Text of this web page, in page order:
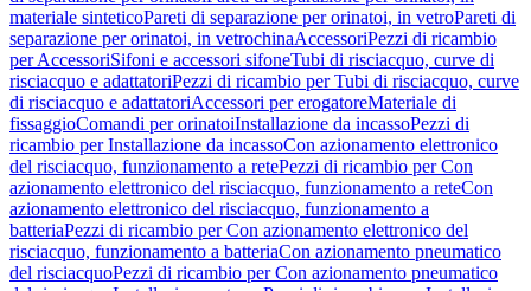
materiale sinteticoPareti di separazione per orinatoi, in vetroPareti di
separazione per orinatoi, in vetrochinaAccessoriPezzi di ricambio
per AccessoriSifoni e accessori sifoneTubi di risciacquo, curve di
risciacquo e adattatoriPezzi di ricambio per Tubi di risciacquo, curve
di risciacquo e adattatoriAccessori per erogatoreMateriale di
fissaggioComandi per orinatoiInstallazione da incassoPezzi di
ricambio per Installazione da incassoCon azionamento elettronico
del risciacquo, funzionamento a retePezzi di ricambio per Con
azionamento elettronico del risciacquo, funzionamento a reteCon
azionamento elettronico del risciacquo, funzionamento a
batteriaPezzi di ricambio per Con azionamento elettronico del
risciacquo, funzionamento a batteriaCon azionamento pneumatico
del risciacquoPezzi di ricambio per Con azionamento pneumatico